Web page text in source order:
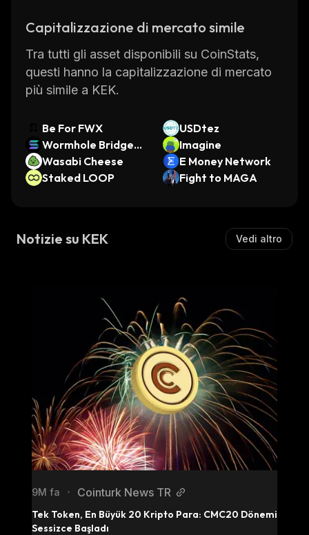
detailed information about the project’s
roadmap, team members, partners, advisors,
tokenomics, whitepaper, FAQs and more.
With its innovative technology and strong
become one of the leading cryptocurrencies
in the near future.
Capitalizzazione di mercato simile
Tra tutti gli asset disponibili su CoinStats,
questi hanno la capitalizzazione di mercato
più simile a KEK.
Be For FWX
USDtez
Wormhole Bridged
SOL
Imagine
Wasabi Cheese
E Money Network
Staked LOOP
Fight to MAGA
Notizie su KEK Vedi altro
9M fa • Cointurk News TR
Tek Token, En Büyük 20 Kripto Para: CMC20 Dönemi
Sessizce Başladı